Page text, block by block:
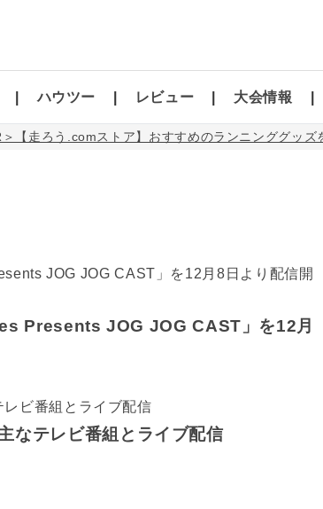
ハウツー レビュー 大会情報
＞【走ろう.comストア】おすすめのランニンググッズ
Presents JOG JOG CAST」を12月
なテレビ番組とライブ配信